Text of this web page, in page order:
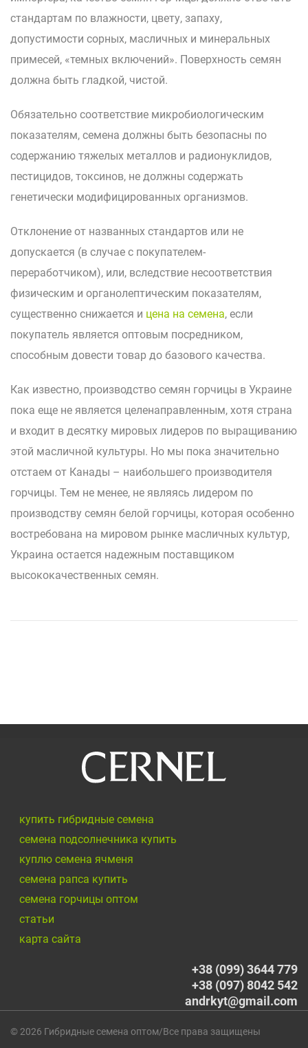
стандартам по влажности, цвету, запаху,
допустимости сорных, масличных и минеральных
примесей, «темных включений». Поверхность семян
должна быть гладкой, чистой.
Обязательно соответствие микробиологическим
показателям, семена должны быть безопасны по
содержанию тяжелых металлов и радионуклидов,
пестицидов, токсинов, не должны содержать
генетически модифицированных организмов.
Отклонение от названных стандартов или не
допускается (в случае с покупателем-
переработчиком), или, вследствие несоответствия
физическим и органолептическим показателям,
существенно снижается и цена на семена, если
покупатель является оптовым посредником,
способным довести товар до базового качества.
Как известно, производство семян горчицы в Украине
пока еще не является целенаправленным, хотя страна
и входит в десятку мировых лидеров по выращиванию
этой масличной культуры. Но мы пока значительно
отстаем от Канады – наибольшего производителя
горчицы. Тем не менее, не являясь лидером по
производству семян белой горчицы, которая особенно
востребована на мировом рынке масличных культур,
Украина остается надежным поставщиком
высококачественных семян.
купить гибридные семена
семена подсолнечника купить
куплю семена ячменя
семена рапса купить
семена горчицы оптом
cтатьи
карта сайта
+38 (099) 3644 779
+38 (097) 8042 542
andrkyt@gmail.com
© 2026 Гибридные семена оптом/Все права защищены